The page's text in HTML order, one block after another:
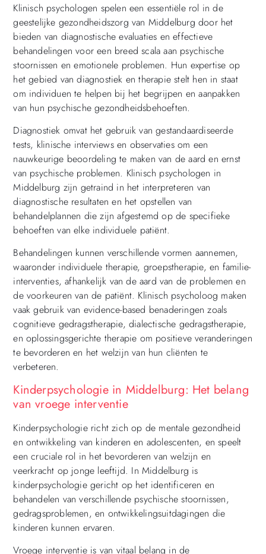
Klinisch psychologen spelen een essentiële rol in de
geestelijke gezondheidszorg van Middelburg door het
bieden van diagnostische evaluaties en effectieve
behandelingen voor een breed scala aan psychische
stoornissen en emotionele problemen. Hun expertise op
het gebied van diagnostiek en therapie stelt hen in staat
om individuen te helpen bij het begrijpen en aanpakken
van hun psychische gezondheidsbehoeften.
Diagnostiek omvat het gebruik van gestandaardiseerde
tests, klinische interviews en observaties om een
nauwkeurige beoordeling te maken van de aard en ernst
van psychische problemen. Klinisch psychologen in
Middelburg zijn getraind in het interpreteren van
diagnostische resultaten en het opstellen van
behandelplannen die zijn afgestemd op de specifieke
behoeften van elke individuele patiënt.
Behandelingen kunnen verschillende vormen aannemen,
waaronder individuele therapie, groepstherapie, en familie-
interventies, afhankelijk van de aard van de problemen en
de voorkeuren van de patiënt. Klinisch psycholoog maken
vaak gebruik van evidence-based benaderingen zoals
cognitieve gedragstherapie, dialectische gedragstherapie,
en oplossingsgerichte therapie om positieve veranderingen
te bevorderen en het welzijn van hun cliënten te
verbeteren.
Kinderpsychologie in Middelburg: Het belang
van vroege interventie
Kinderpsychologie richt zich op de mentale gezondheid
en ontwikkeling van kinderen en adolescenten, en speelt
een cruciale rol in het bevorderen van welzijn en
veerkracht op jonge leeftijd. In Middelburg is
kinderpsychologie gericht op het identificeren en
behandelen van verschillende psychische stoornissen,
gedragsproblemen, en ontwikkelingsuitdagingen die
kinderen kunnen ervaren.
Vroege interventie is van vitaal belang in de